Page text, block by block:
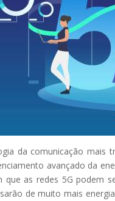
da comunicação mais
avançado da
que as redes 5G podem
de muito mais